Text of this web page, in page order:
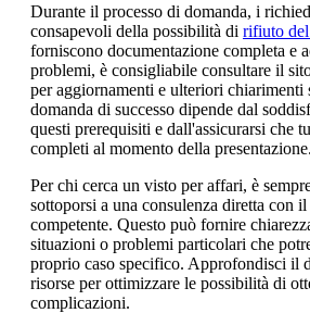
Durante il processo di domanda, i
consapevoli della possibilità di rifiuto
forniscono documentazione completa e
problemi, è consigliabile consultare il
per aggiornamenti e ulteriori chiarimenti
domanda di successo dipende dal
questi prerequisiti e dall'assicurarsi che
completi al momento della presentazione.
Per chi cerca un visto per affari, è
sottoporsi a una consulenza diretta con
competente. Questo può fornire
situazioni o problemi particolari che
proprio caso specifico. Approfondisci il
risorse per ottimizzare le possibilità di
complicazioni.